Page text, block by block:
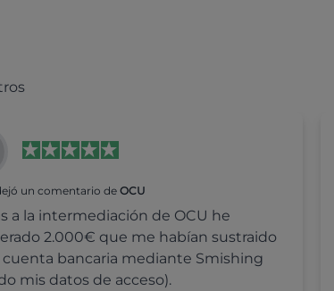
un comentario de OCU
a la intermediación de OCU he
2.000€ que me habían sustraido
bancaria mediante Smishing
mis datos de acceso).